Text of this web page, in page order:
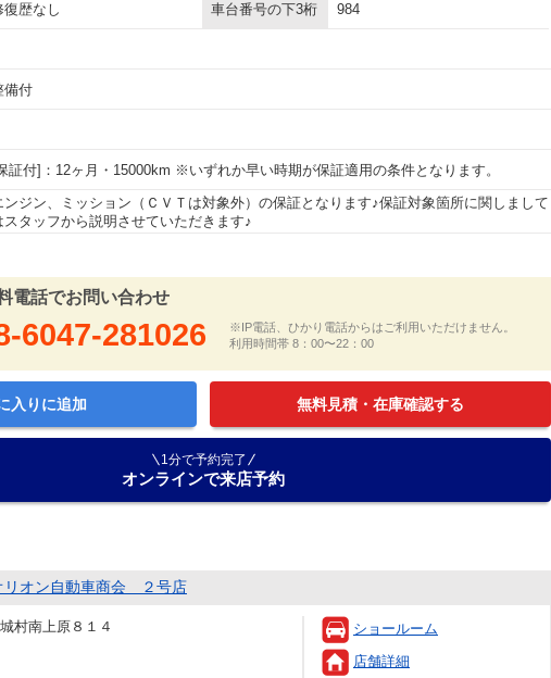
復歴なし 車台番号の下3桁 984
備付
証付]：12ヶ月・15000km ※いずれか早い時期が保証適用の条件となります。
ンジン、ミッション（ＣＶＴは対象外）の保証となります♪保証対象箇所に関しまして
スタッフから説明させていただきます♪
電話でお問い合わせ
6047-281026
※IP電話、ひかり電話からはご利用いただけません。
利用時間帯 8：00〜22：00
入りに追加 無料見積・在庫確認する
1分で予約完了
オンラインで来店予約
リオン自動車商会 ２号店
村南上原８１４
ショールーム
店舗詳細